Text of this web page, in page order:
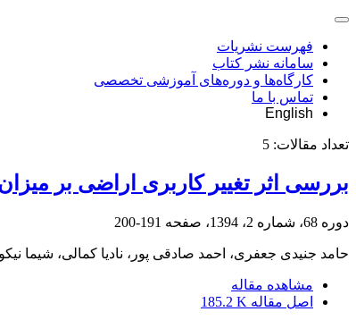
فهرست نشریات
سامانه نشر کتاب
کارگاه‌ها و دوره‌های آموزشی تخصصی
تماس با ما
English
تعداد مقالات: 5
بررسی اثر تغییر کاربری اراضی بر
دوره 68، شماره 2، 1394، صفحه 191-200
حامد جنیدی جعفری، احمد صادقی پور، نادیا کمالی، شیما نیکو
مشاهده مقاله
اصل مقاله 185.2 K